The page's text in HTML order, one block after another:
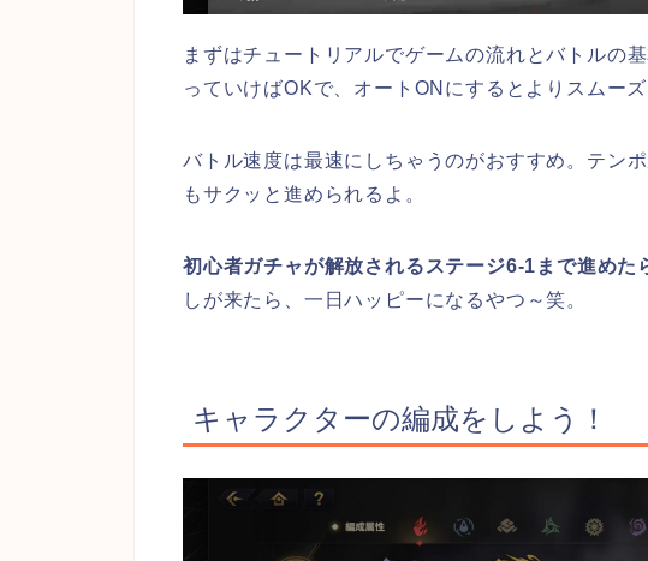
まずはチュートリアルでゲームの流れとバトルの
っていけばOKで、オートONにするとよりスムーズ
バトル速度は最速にしちゃうのがおすすめ。テン
もサクッと進められるよ。
初心者ガチャが解放されるステージ6-1まで進めた
しが来たら、一日ハッピーになるやつ～笑。
キャラクターの編成をしよう！